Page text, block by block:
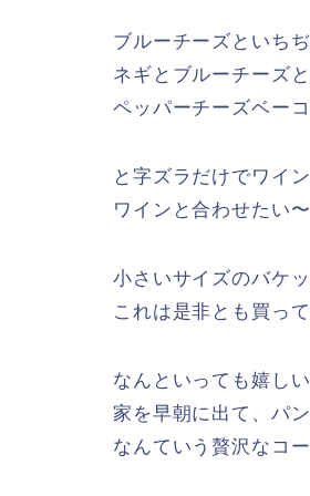
ブルーチーズといち
ネギとブルーチーズ
ペッパーチーズベー
と字ズラだけでワイ
ワインと合わせたい
小さいサイズのバケ
これは是非とも買っ
なんといっても嬉し
家を早朝に出て、パ
なんていう贅沢なコ